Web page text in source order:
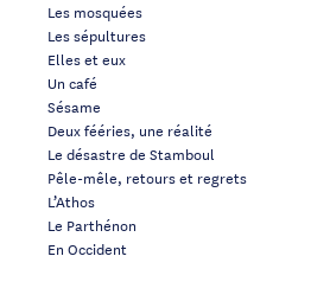
Les mosquées
Les sépultures
Elles et eux
Un café
Sésame
Deux fééries, une réalité
Le désastre de Stamboul
Pêle-mêle, retours et regrets
L’Athos
Le Parthénon
En Occident